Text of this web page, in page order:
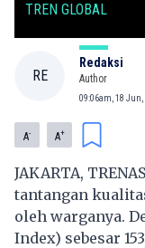
TREN GLOBAL
RE
Redaksi
Author
09:06am, 18 Jun,
A- A+
JAKARTA,
tantangan
oleh warganya.
Index) sebesar